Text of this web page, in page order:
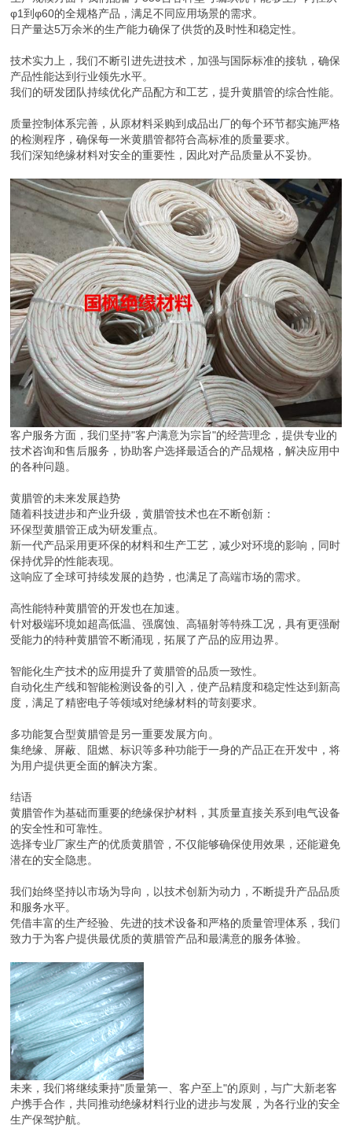
φ1到φ60的全规格产品，满足不同应用场景的需求。
日产量达5万余米的生产能力确保了供货的及时性和稳定性。
技术实力上，我们不断引进先进技术，加强与国际标准的接轨，确保
产品性能达到行业领先水平。
我们的研发团队持续优化产品配方和工艺，提升黄腊管的综合性能。
质量控制体系完善，从原材料采购到成品出厂的每个环节都实施严格
的检测程序，确保每一米黄腊管都符合高标准的质量要求。
我们深知绝缘材料对安全的重要性，因此对产品质量从不妥协。
客户服务方面，我们坚持"客户满意为宗旨"的经营理念，提供专业的
技术咨询和售后服务，协助客户选择最适合的产品规格，解决应用中
的各种问题。
黄腊管的未来发展趋势
随着科技进步和产业升级，黄腊管技术也在不断创新：
环保型黄腊管正成为研发重点。
新一代产品采用更环保的材料和生产工艺，减少对环境的影响，同时
保持优异的性能表现。
这响应了全球可持续发展的趋势，也满足了高端市场的需求。
高性能特种黄腊管的开发也在加速。
针对极端环境如超高低温、强腐蚀、高辐射等特殊工况，具有更强耐
受能力的特种黄腊管不断涌现，拓展了产品的应用边界。
智能化生产技术的应用提升了黄腊管的品质一致性。
自动化生产线和智能检测设备的引入，使产品精度和稳定性达到新高
度，满足了精密电子等领域对绝缘材料的苛刻要求。
多功能复合型黄腊管是另一重要发展方向。
集绝缘、屏蔽、阻燃、标识等多种功能于一身的产品正在开发中，将
为用户提供更全面的解决方案。
结语
黄腊管作为基础而重要的绝缘保护材料，其质量直接关系到电气设备
的安全性和可靠性。
选择专业厂家生产的优质黄腊管，不仅能够确保使用效果，还能避免
潜在的安全隐患。
我们始终坚持以市场为导向，以技术创新为动力，不断提升产品品质
和服务水平。
凭借丰富的生产经验、先进的技术设备和严格的质量管理体系，我们
致力于为客户提供最优质的黄腊管产品和最满意的服务体验。
未来，我们将继续秉持"质量第一、客户至上"的原则，与广大新老客
户携手合作，共同推动绝缘材料行业的进步与发展，为各行业的安全
生产保驾护航。